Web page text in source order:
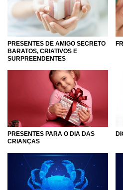
PRESENTES DE AMIGO SECRETO
BARATOS, CRIATIVOS E
SURPREENDENTES
PRESENTES PARA O DIA DAS
CRIANÇAS